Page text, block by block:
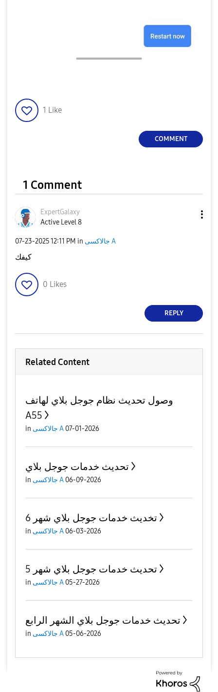
1 Like
COMMENT
1 Comment
ExpertGalaxy
Active Level 8
‎07-23-202512:11 PM in جالاكسى A
كيفك
0 Likes
REPLY
Related Content
وصول تحديث نظام جوجل بلاي لهاتف
A55
in جالاكسى A 07-01-2026
تحديث خدمات جوجل بلاي
in جالاكسى A 06-09-2026
تخديث خدمات جوجل بلاي شهر 6
in جالاكسى A 06-03-2026
تحديث خدمات جوجل بلاي شهر 5
in جالاكسى A 05-27-2026
تحديث خدمات جوجل بلاي الشهر الرابع
in جالاكسى A 05-06-2026